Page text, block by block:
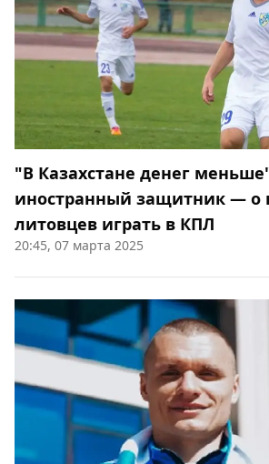
"В Казахстане денег
иностранный защитник — о
литовцев играть в КПЛ
20:45, 07 марта 2025